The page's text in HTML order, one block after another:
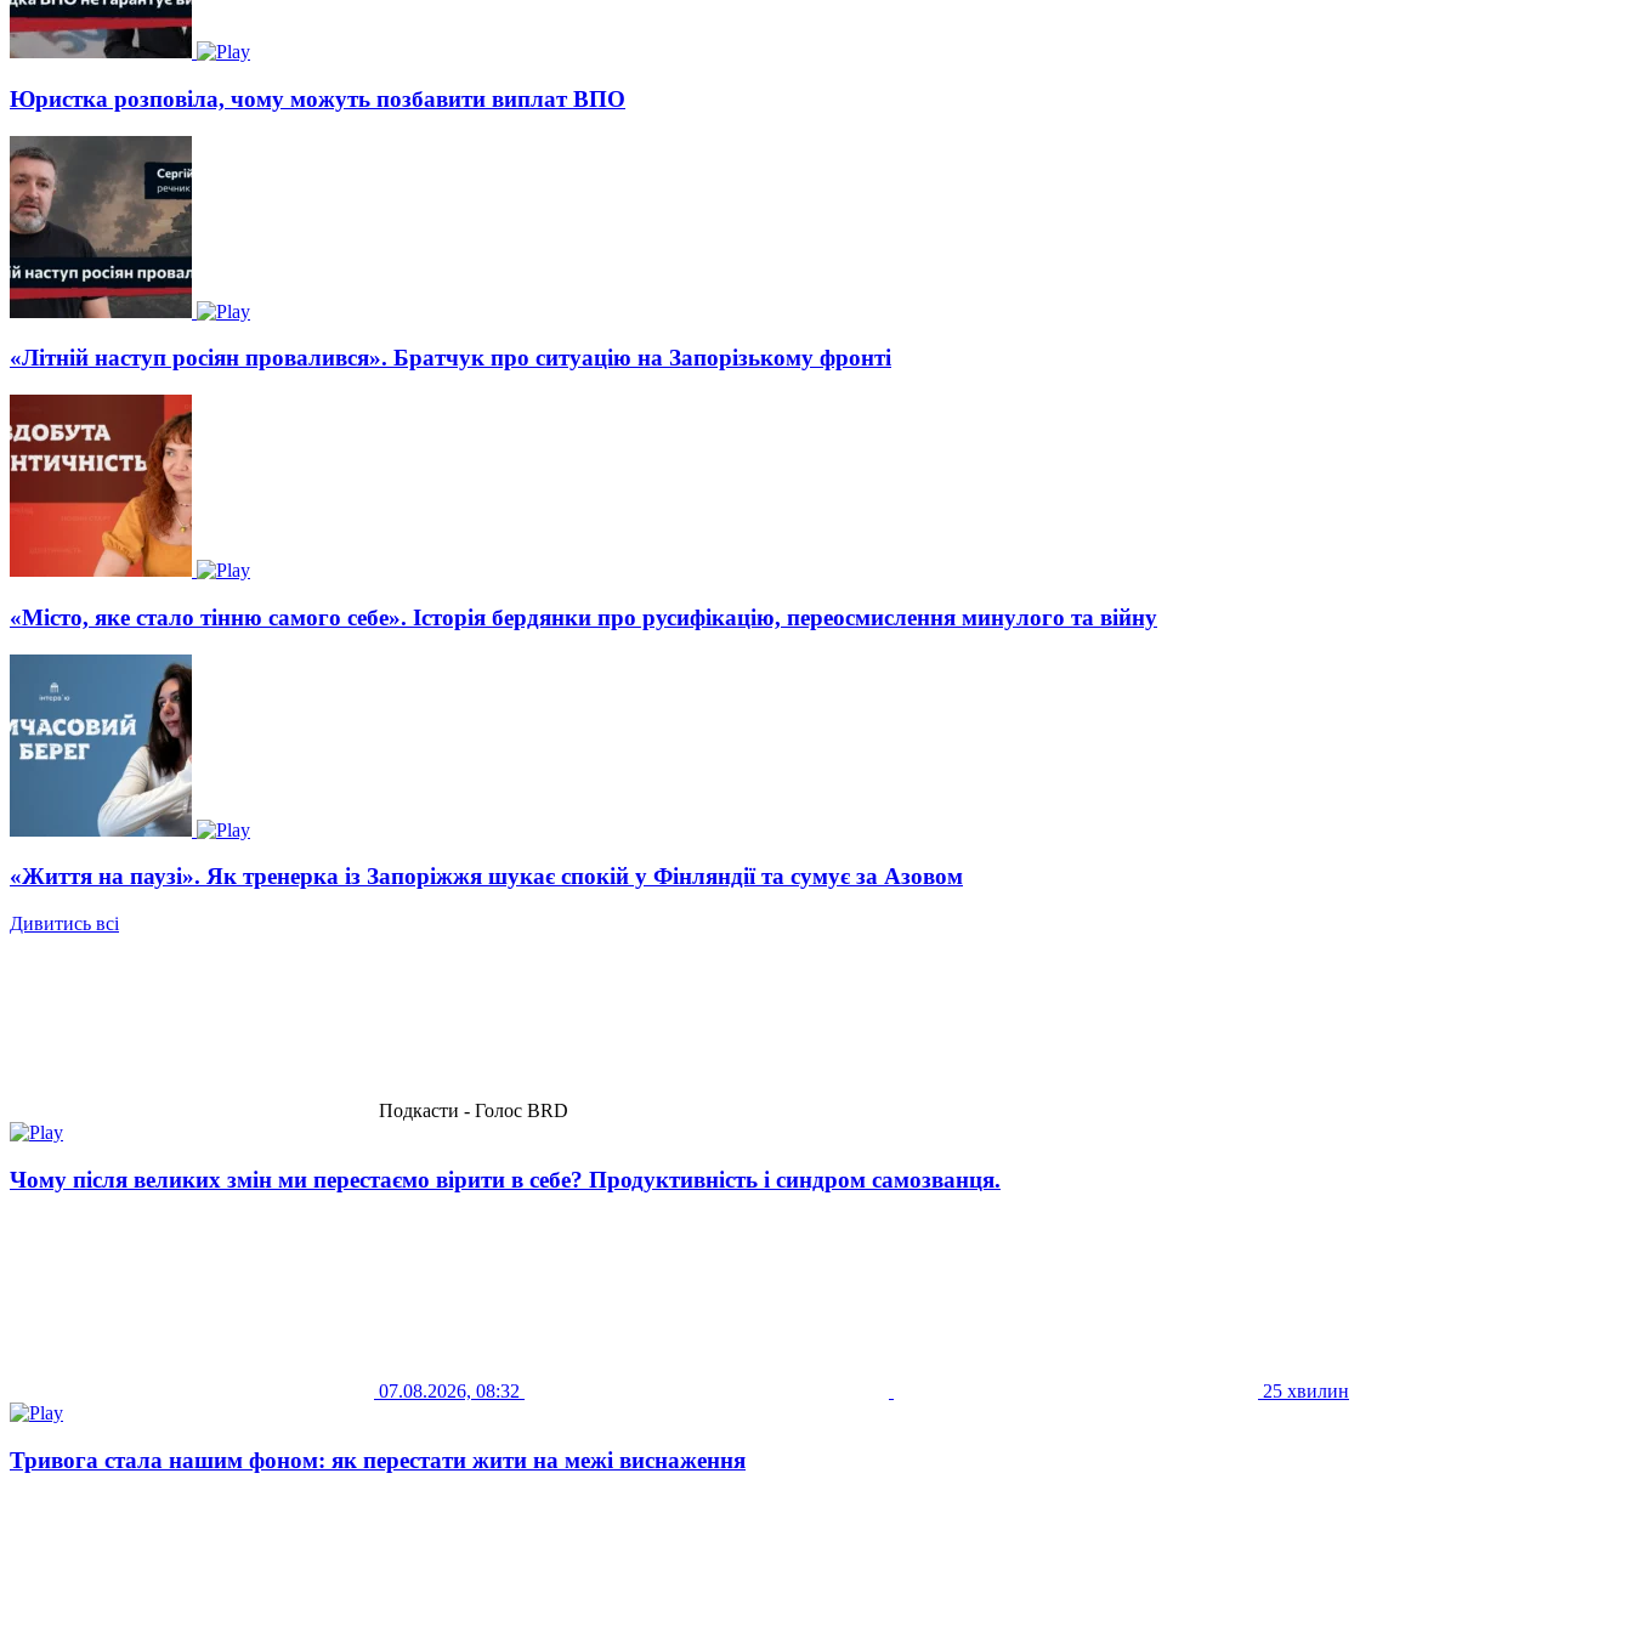
Юристка розповіла, чому можуть позбавити виплат ВПО
«Літній наступ росіян провалився». Братчук про ситуацію на Запорізькому фронті
«Місто, яке стало тінню самого себе». Історія бердянки про русифікацію, переосмислення минулого та війну
«Життя на паузі». Як тренерка із Запоріжжя шукає спокій у Фінляндії та сумує за Азовом
Дивитись всі
Подкасти - Голос BRD
Чому після великих змін ми перестаємо вірити в себе? Продуктивність і синдром самозванця.
07.08.2026, 08:32 25 хвилин
Тривога стала нашим фоном: як перестати жити на межі виснаження